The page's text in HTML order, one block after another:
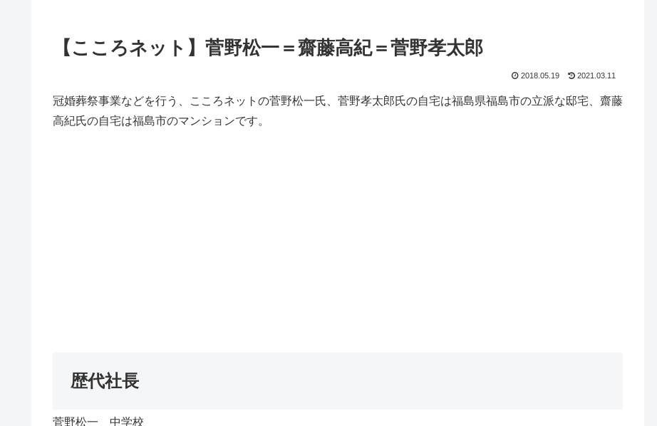
【こころネット】菅野松一＝齋藤高紀＝菅野孝太郎
2018.05.19 2021.03.11
冠婚葬祭事業などを行う、こころネットの菅野松一氏、菅野孝太郎氏の自宅は福島県福島市の立派な邸宅、齋藤
高紀氏の自宅は福島市のマンションです。
歴代社長
菅野松一 中学校